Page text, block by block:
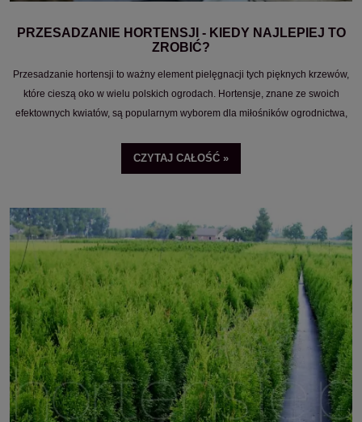
PRZESADZANIE HORTENSJI - KIEDY NAJLEPIEJ TO
ZROBIĆ?
Przesadzanie hortensji to ważny element pielęgnacji tych pięknych krzewów,
które cieszą oko w wielu polskich ogrodach. Hortensje, znane ze swoich
efektownych kwiatów, są popularnym wyborem dla miłośników ogrodnictwa,
CZYTAJ CAŁOŚĆ »